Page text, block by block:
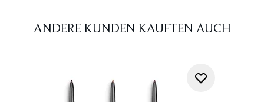
ANDERE KUNDEN KAUFTEN AUCH